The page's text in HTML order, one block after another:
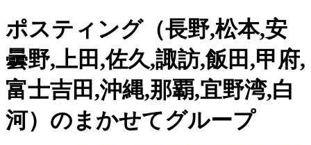
ポスティング（長野,松本,安
曇野,上田,佐久,諏訪,飯田,甲府,
富士吉田,沖縄,那覇,宜野湾,白
河）のまかせてグループ